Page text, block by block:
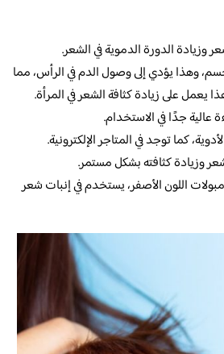
الدورة الدموية في الشعر.
وهذا يؤدي إلى وصول الدم في الرأس، مما
على زيادة كثافة الشعر في المرأة.
جدًا في الاستخدام.
كما توجد في المتاجر الإلكترونية.
وزيادة كثافته بشكل مستمر.
اللون الأصفر، يستخدم في إنبات شعر